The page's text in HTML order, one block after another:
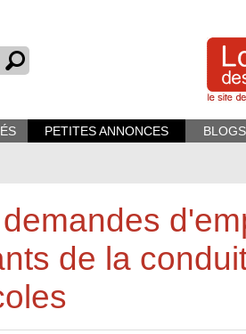
PETITES ANNONCES
de la